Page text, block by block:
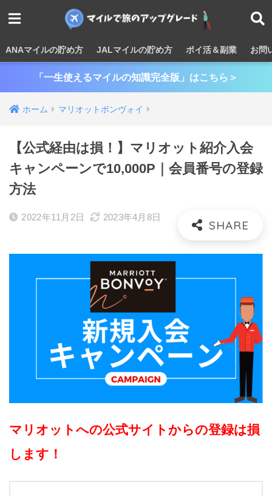
ANAマイルの貯め方 JALマイルの貯め方 ポイ活＆副業 お問
「一生使えるマイルの知識完全版」はこちら＞
ホーム マリオットボンヴォイ
【公式経由は損！】マリオット紹介入会
キャンペーンで10,000P｜会員番号の登録
方法
2022年11月2日 2023年4月8日
マリオットへの公式サイトからの登録は損
します！